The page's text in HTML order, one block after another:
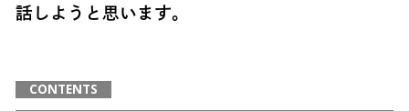
話しようと思います。
CONTENTS